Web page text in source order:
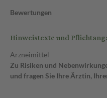
Bewertungen
Hinweistexte und
Arzneimittel
Zu Risiken und
und fragen Sie Ihre Ärztin,